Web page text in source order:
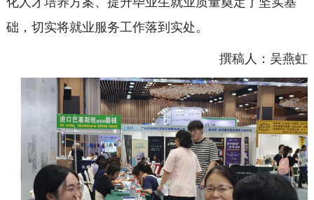
础，切实将就业服务工作落到实处。
撰稿人：吴燕虹